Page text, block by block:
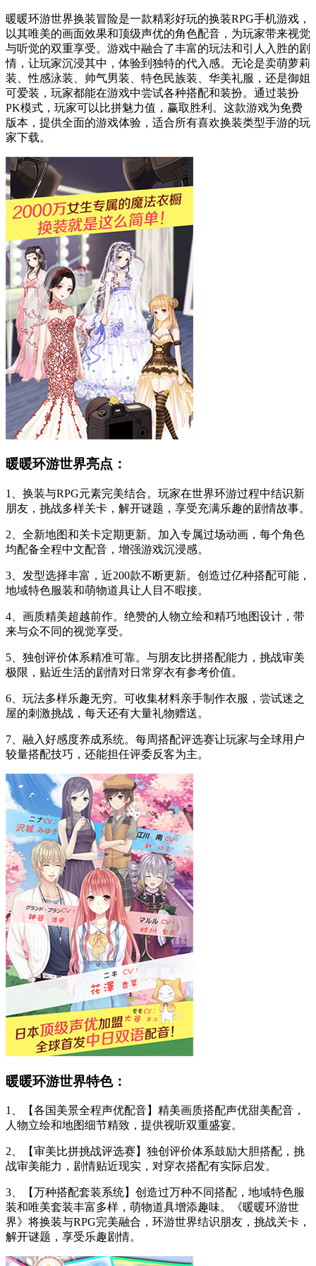
暖暖环游世界换装冒险是一款精彩好玩的换装RPG手机游戏，
以其唯美的画面效果和顶级声优的角色配音，为玩家带来视觉
与听觉的双重享受。游戏中融合了丰富的玩法和引人入胜的剧
情，让玩家沉浸其中，体验到独特的代入感。无论是卖萌萝莉
装、性感泳装、帅气男装、特色民族装、华美礼服，还是御姐
可爱装，玩家都能在游戏中尝试各种搭配和装扮。通过装扮
PK模式，玩家可以比拼魅力值，赢取胜利。这款游戏为免费
版本，提供全面的游戏体验，适合所有喜欢换装类型手游的玩
家下载。
暖暖环游世界亮点：
1、换装与RPG元素完美结合。玩家在世界环游过程中结识新
朋友，挑战多样关卡，解开谜题，享受充满乐趣的剧情故事。
2、全新地图和关卡定期更新。加入专属过场动画，每个角色
均配备全程中文配音，增强游戏沉浸感。
3、发型选择丰富，近200款不断更新。创造过亿种搭配可能，
地域特色服装和萌物道具让人目不暇接。
4、画质精美超越前作。绝赞的人物立绘和精巧地图设计，带
来与众不同的视觉享受。
5、独创评价体系精准可靠。与朋友比拼搭配能力，挑战审美
极限，贴近生活的剧情对日常穿衣有参考价值。
6、玩法多样乐趣无穷。可收集材料亲手制作衣服，尝试迷之
屋的刺激挑战，每天还有大量礼物赠送。
7、融入好感度养成系统。每周搭配评选赛让玩家与全球用户
较量搭配技巧，还能担任评委反客为主。
暖暖环游世界特色：
1、【各国美景全程声优配音】精美画质搭配声优甜美配音，
人物立绘和地图细节精致，提供视听双重盛宴。
2、【审美比拼挑战评选赛】独创评价体系鼓励大胆搭配，挑
战审美能力，剧情贴近现实，对穿衣搭配有实际启发。
3、【万种搭配套装系统】创造过万种不同搭配，地域特色服
装和唯美套装丰富多样，萌物道具增添趣味。《暖暖环游世
界》将换装与RPG完美融合，环游世界结识朋友，挑战关卡，
解开谜题，享受乐趣剧情。